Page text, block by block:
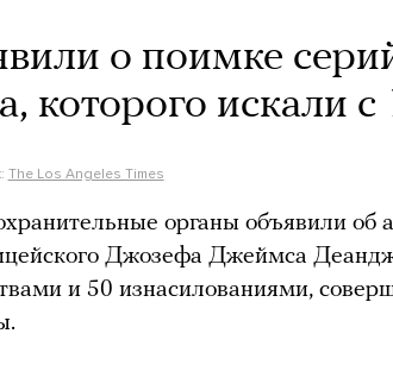
о поимке
которого искали с
The Los Angeles Times
органы объявили об
Джозефа Джеймса
и 50 изнасилованиями,